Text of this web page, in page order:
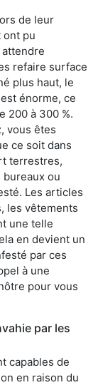
de leur
ont pu
refaire surface
plus haut, le
énorme, ce
200 à 300 %.
vous êtes
ce soit dans
terrestres,
ou
Les articles
les vêtements
une telle
en devient un
par ces
à une
pour vous
par les
capables de
en raison du